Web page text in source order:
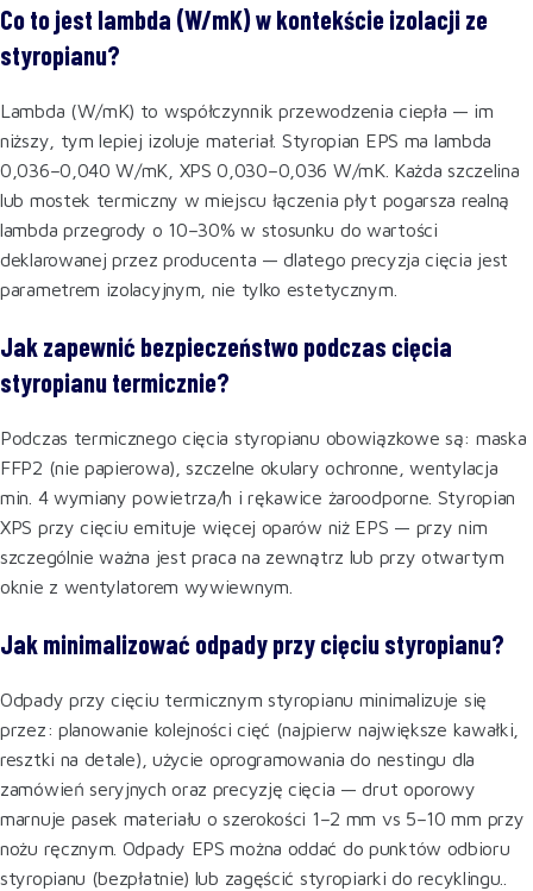
Co to jest lambda (W/mK) w kontekście izolacji ze
styropianu?
Lambda (W/mK) to współczynnik przewodzenia ciepła — im
niższy, tym lepiej izoluje materiał. Styropian EPS ma lambda
0,036–0,040 W/mK, XPS 0,030–0,036 W/mK. Każda szczelina
lub mostek termiczny w miejscu łączenia płyt pogarsza realną
lambda przegrody o 10–30% w stosunku do wartości
deklarowanej przez producenta — dlatego precyzja cięcia jest
parametrem izolacyjnym, nie tylko estetycznym.
Jak zapewnić bezpieczeństwo podczas cięcia
styropianu termicznie?
Podczas termicznego cięcia styropianu obowiązkowe są: maska
FFP2 (nie papierowa), szczelne okulary ochronne, wentylacja
min. 4 wymiany powietrza/h i rękawice żaroodporne. Styropian
XPS przy cięciu emituje więcej oparów niż EPS — przy nim
szczególnie ważna jest praca na zewnątrz lub przy otwartym
oknie z wentylatorem wywiewnym.
Jak minimalizować odpady przy cięciu styropianu?
Odpady przy cięciu termicznym styropianu minimalizuje się
przez: planowanie kolejności cięć (najpierw największe kawałki,
resztki na detale), użycie oprogramowania do nestingu dla
zamówień seryjnych oraz precyzję cięcia — drut oporowy
marnuje pasek materiału o szerokości 1–2 mm vs 5–10 mm przy
nożu ręcznym. Odpady EPS można oddać do punktów odbioru
styropianu (bezpłatnie) lub zagęścić styropiarki do recyklingu..